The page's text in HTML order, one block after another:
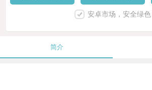
安卓市场，安全绿色
简介